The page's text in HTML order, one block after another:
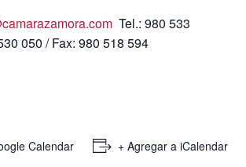
Tel.: 980 533
050 / Fax: 980 518 594
Calendar + Agregar a iCalendar